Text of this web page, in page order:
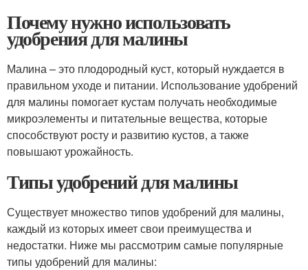
Почему нужно использовать
удобрения для малины
Малина – это плодородный куст, который нуждается в
правильном уходе и питании. Использование удобрений
для малины помогает кустам получать необходимые
микроэлементы и питательные вещества, которые
способствуют росту и развитию кустов, а также
повышают урожайность.
Типы удобрений для малины
Существует множество типов удобрений для малины,
каждый из которых имеет свои преимущества и
недостатки. Ниже мы рассмотрим самые популярные
типы удобрений для малины: